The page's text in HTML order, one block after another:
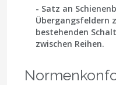
- Satz an
Übergangsfeldern
bestehenden
zwischen Reihen.